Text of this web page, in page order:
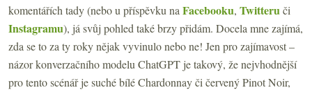
komentářích tady (nebo u příspěvku na Facebooku, Twitteruči
Instagramu), já svůj pohled také brzy přidám. Docela mne zajímá,
zda se to za ty roky nějak vyvinulo nebo ne! Jen pro zajímavost –
názor konverzačního modelu ChatGPT je takový, že nejvhodnější
pro tento scénář je suché bílé Chardonnay či červený Pinot Noir,